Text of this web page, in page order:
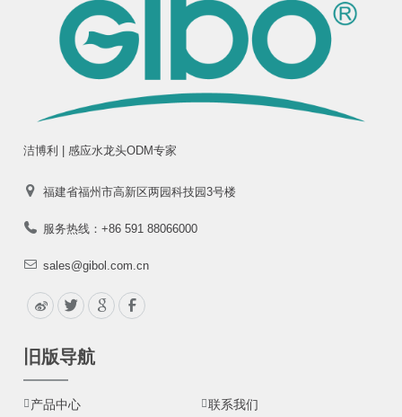
洁博利 | 感应水龙头ODM专家
福建省福州市高新区两园科技园3号楼
服务热线：+86 591 88066000
sales@gibol.com.cn
旧版导航
产品中心 联系我们